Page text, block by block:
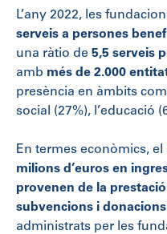
L’any 2022, les
serveis a persones
una ràtio de 5,5 serveis
amb més de 2.000
presència en àmbits
social (27%), l’educació
En termes econòmics,
milions d’euros en
provenen de la
subvencions i donacions
administrats per les